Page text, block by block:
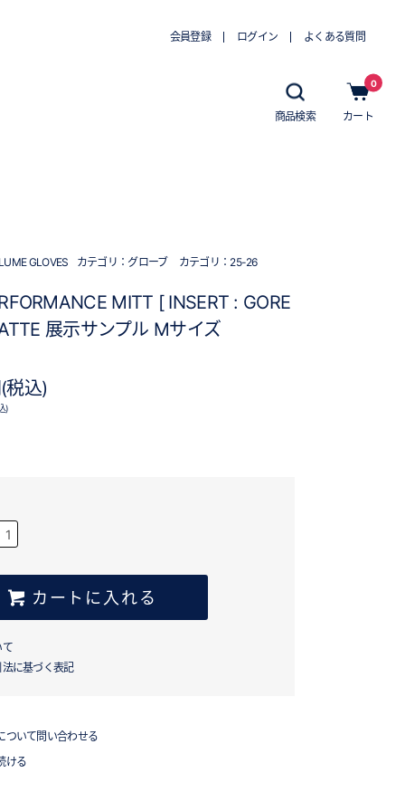
会員登録 ログイン よくある質問
商品検索 カート
0
GLOVES カテゴリ： グローブ カテゴリ： 25-26
MITT [ INSERT : GORE
展示サンプル Mサイズ
税込)
)
カートに入れる
て
に基づく表記
ついて問い合わせる
ける